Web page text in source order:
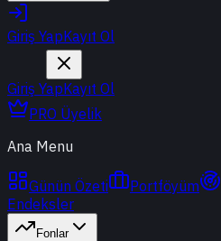
Giriş YapKayıt Ol
Giriş YapKayıt Ol
PRO Üyelik
Ana Menu
Günün Özeti Portföyüm
Endeksler
Fonlar